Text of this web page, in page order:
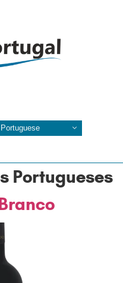
Portuguese
Portugueses